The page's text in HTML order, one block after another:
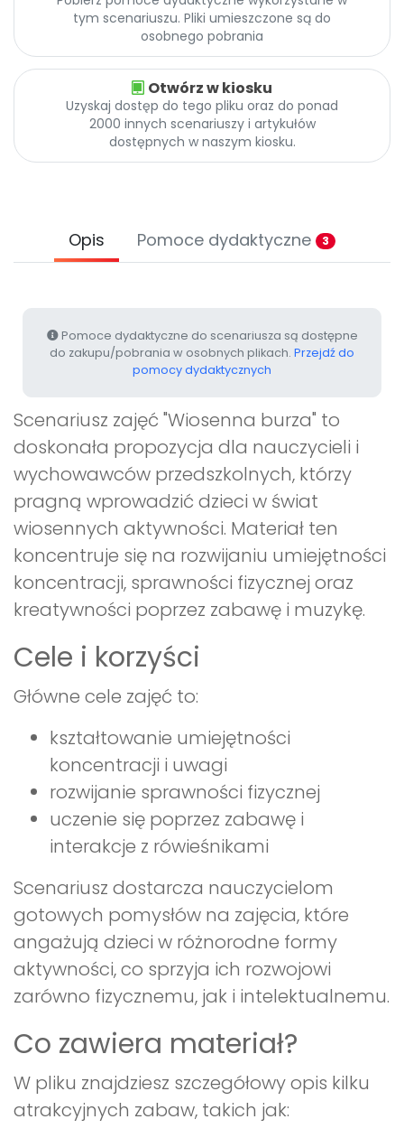
Promocje
tym scenariuszu. Pliki umieszczone są do
osobnego pobrania
Otwórz w kiosku
Uzyskaj dostęp do tego pliku oraz do ponad
2000 innych scenariuszy i artykułów
dostępnych w naszym kiosku.
Opis Pomoce dydaktyczne 3
Pomoce dydaktyczne do scenariusza są dostępne
do zakupu/pobrania w osobnych plikach. Przejdź do
pomocy dydaktycznych
Scenariusz zajęć "Wiosenna burza" to
doskonała propozycja dla nauczycieli i
wychowawców przedszkolnych, którzy
pragną wprowadzić dzieci w świat
wiosennych aktywności. Materiał ten
koncentruje się na rozwijaniu umiejętności
koncentracji, sprawności fizycznej oraz
kreatywności poprzez zabawę i muzykę.
Cele i korzyści
Główne cele zajęć to:
kształtowanie umiejętności
koncentracji i uwagi
rozwijanie sprawności fizycznej
uczenie się poprzez zabawę i
interakcje z rówieśnikami
Scenariusz dostarcza nauczycielom
gotowych pomysłów na zajęcia, które
angażują dzieci w różnorodne formy
aktywności, co sprzyja ich rozwojowi
zarówno fizycznemu, jak i intelektualnemu.
Co zawiera materiał?
W pliku znajdziesz szczegółowy opis kilku
atrakcyjnych zabaw, takich jak: